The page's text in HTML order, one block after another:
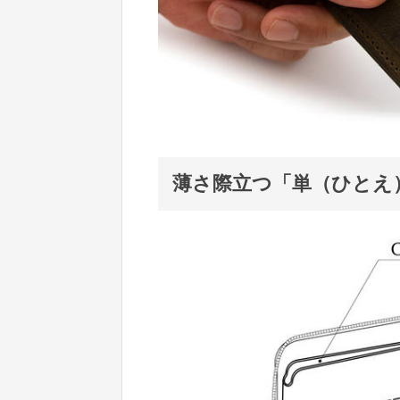
薄さ際立つ「単（ひとえ